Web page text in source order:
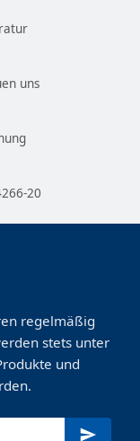
uns
20
regelmäßig
stets unter
und